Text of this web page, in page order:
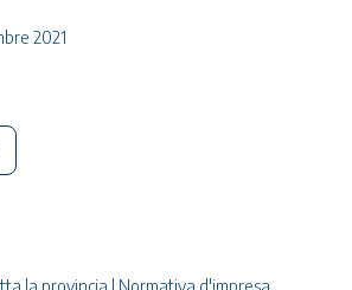
2021
la provincia | Normativa d'impresa